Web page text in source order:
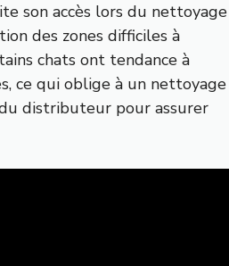
son accès lors du nettoyage
des zones difficiles à
chats ont tendance à
ce qui oblige à un nettoyage
distributeur pour assurer